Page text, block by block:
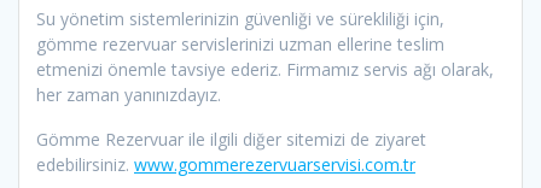
Su yönetim sistemlerinizin güvenliği ve sürekliliği için,
gömme rezervuar servislerinizi uzman ellerine teslim
etmenizi önemle tavsiye ederiz. Firmamız servis ağı olarak,
her zaman yanınızdayız.
Gömme Rezervuar ile ilgili diğer sitemizi de ziyaret
edebilirsiniz. www.gommerezervuarservisi.com.tr